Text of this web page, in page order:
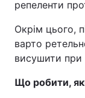
репеленти
Окрім цього,
варто
висушити при
Що робити,